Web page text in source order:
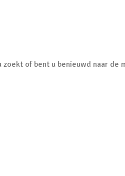
of bent u benieuwd naar de